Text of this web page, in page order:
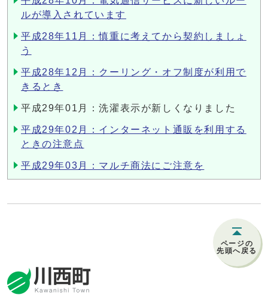
ルが導入されています
平成28年11月：慎重に考えてから契約しましょ
う
平成28年12月：クーリング・オフ制度が利用で
きるとき
平成29年01月：洗濯表示が新しくなりました
平成29年02月：インターネット通販を利用する
ときの注意点
平成29年03月：マルチ商法にご注意を
ページの
先頭へ戻る